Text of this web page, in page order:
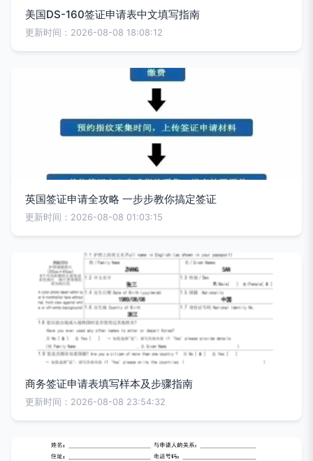
美国DS-160签证申请表中文填写指南
更新时间：2026-08-08 18:08:12
英国签证申请全攻略 一步步教你搞定签证
更新时间：2026-08-08 01:03:15
商务签证申请表填写样本及步骤指南
更新时间：2026-08-08 23:54:32